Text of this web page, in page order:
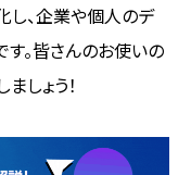
し、企業や個人のデ
。皆さんのお使いの
しょう！